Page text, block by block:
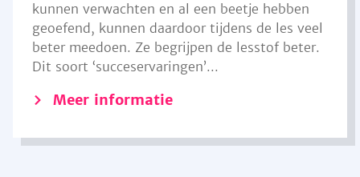
kunnen verwachten en al een beetje hebben
geoefend, kunnen daardoor tijdens de les veel
beter meedoen. Ze begrijpen de lesstof beter.
Dit soort ‘succeservaringen’...
Meer informatie